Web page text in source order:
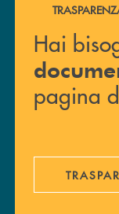
Hai bisogno
Hai
pagina